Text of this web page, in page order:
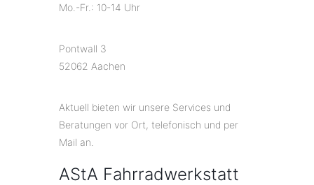
Mo.-Fr.: 10-14 Uhr
Pontwall 3
52062 Aachen
Aktuell bieten wir unsere Services und
Beratungen vor Ort, telefonisch und per
Mail an.
AStA Fahrradwerkstatt